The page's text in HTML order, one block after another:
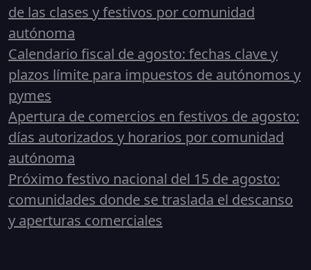
de las clases y festivos por comunidad
autónoma
Calendario fiscal de agosto: fechas clave y
plazos límite para impuestos de autónomos y
pymes
Apertura de comercios en festivos de agosto:
días autorizados y horarios por comunidad
autónoma
Próximo festivo nacional del 15 de agosto:
comunidades donde se traslada el descanso
y aperturas comerciales